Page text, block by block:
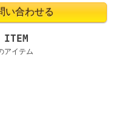
ITEM
アイテム